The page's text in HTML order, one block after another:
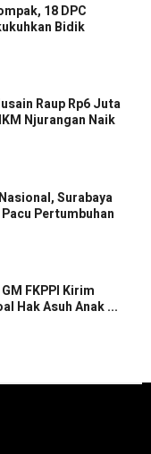
18 DPC
Bidik
Raup Rp6 Juta
Njurangan Naik
Surabaya
Pertumbuhan
FKPPI Kirim
Hak Asuh Anak ...